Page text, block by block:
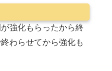
強化もらったから終
わらせてから強化も